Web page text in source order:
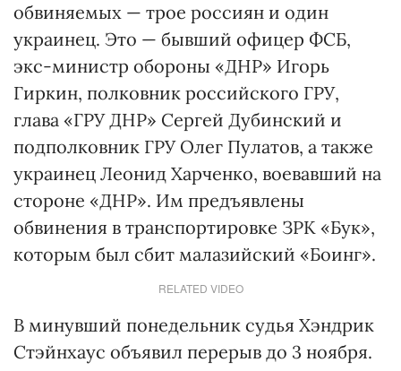
обвиняемых — трое россиян и один
украинец. Это — бывший офицер ФСБ,
экс-министр обороны «ДНР» Игорь
Гиркин, полковник российского ГРУ,
глава «ГРУ ДНР» Сергей Дубинский и
подполковник ГРУ Олег Пулатов, а также
украинец Леонид Харченко, воевавший на
стороне «ДНР». Им предъявлены
обвинения в транспортировке ЗРК «Бук»,
которым был сбит малазийский «Боинг».
RELATED VIDEO
В минувший понедельник судья Хэндрик
Стэйнхаус объявил перерыв до 3 ноября.